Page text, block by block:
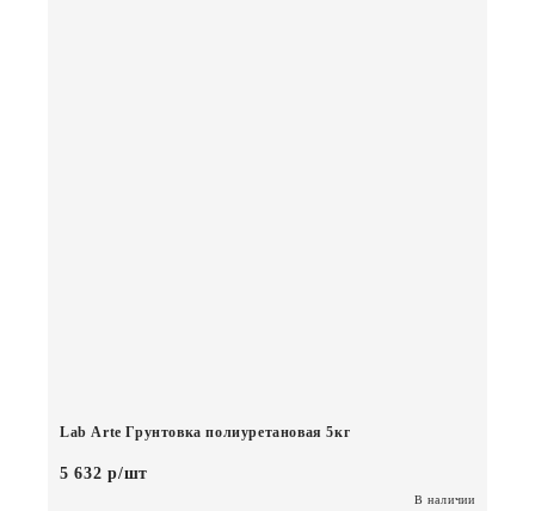
Lab Arte Грунтовка полиуретановая 5кг
5 632 р/шт
В наличии